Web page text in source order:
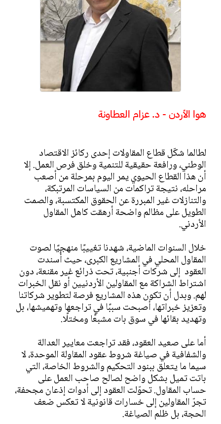
هوا الأردن - د. عزام العطاونة
لطالما شكّل قطاع المقاولات إحدى ركائز الاقتصاد
الوطني، ورافعة حقيقية للتنمية وخلق فرص العمل. إلا
أن هذا القطاع الحيوي يمر اليوم بمرحلة من أصعب
مراحله، نتيجة تراكمات من السياسات المرتبكة،
والتنازلات غير المبررة عن الحقوق المكتسبة، والصمت
الطويل على مظالم واضحة أرهقت كاهل المقاول
الأردني.
خلال السنوات الماضية، شهدنا تغييبًا منهجيًا لصوت
المقاول المحلي في المشاريع الكبرى، حيث أُسندت
العقود إلى شركات أجنبية، تحت ذرائع غير مقنعة، دون
اشتراط الشراكة مع المقاولين الأردنيين أو نقل الخبرات
لهم. وبدل أن تكون هذه المشاريع فرصة لتطوير شركاتنا
وتعزيز خبراتها، أصبحت سببًا في تراجعها وتهميشها، بل
وتهديد بقائها في سوق بات مشبعًا ومختلًا.
أما على صعيد العقود، فقد تراجعت معايير العدالة
والشفافية في صياغة شروط عقود المقاولة الموحدة، لا
سيما ما يتعلق ببنود التحكيم والشروط الخاصة، التي
باتت تميل بشكل واضح لصالح صاحب العمل على
حساب المقاول. تحوّلت العقود إلى أدوات إذعان مجحفة،
تجرّ المقاولين إلى خسارات قانونية لا تعكس ضعف
الحجة، بل ظلم الصياغة.